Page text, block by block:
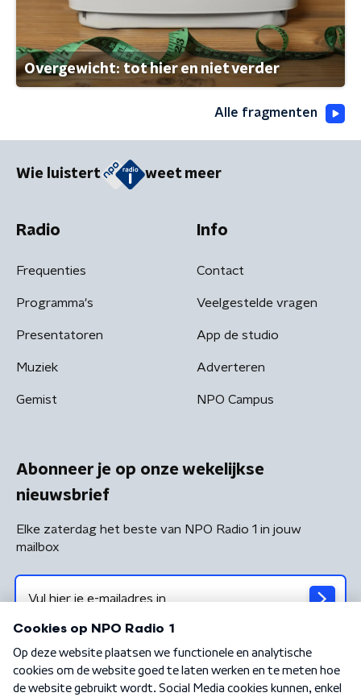
Overgewicht: tot hier en niet verder
Alle fragmenten
Wie luistert weet meer
Radio
Frequenties
Programma's
Presentatoren
Muziek
Gemist
Info
Contact
Veelgestelde vragen
App de studio
Adverteren
NPO Campus
Abonneer je op onze wekelijkse
nieuwsbrief
Elke zaterdag het beste van NPO Radio 1 in jouw
mailbox